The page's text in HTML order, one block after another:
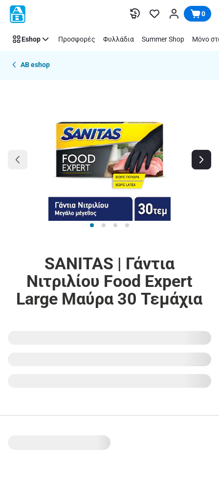
Παράλειψη 0
Eshop Προσφορές Φυλλάδια Summer Shop Μόνο
AB eshop
SANITAS | Γάντια
Νιτριλίου Food Expert
Large Μαύρα 30 Τεμάχια